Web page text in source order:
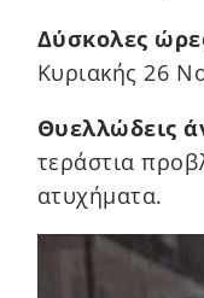
Δύσκολες
Κυριακής 26
Θυελλώδεις
τεράστια
ατυχήματα.